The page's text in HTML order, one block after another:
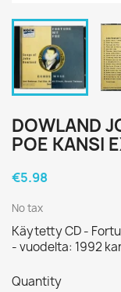
DOWLAND
POE KANSI
€5.98
No tax
Käytetty CD -
- vuodelta: 1992
Quantity